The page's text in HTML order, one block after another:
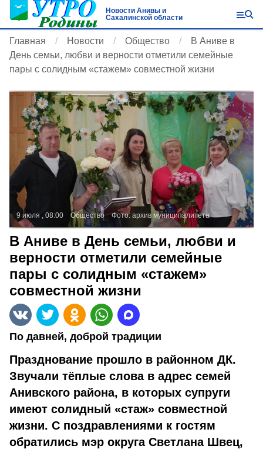
Новости Анивы и
Сахалинской области
Главная Новости Общество
В Аниве в
День семьи, любви и верности отметили семейные
пары с солидным «стажем» совместной жизни
9 июля , 08:00 Общество Фото: архив муниципалитета
В Аниве в День семьи, любви и
верности отметили семейные
пары с солидным «стажем»
совместной жизни
По давней, доброй традиции
Празднование прошло в районном ДК.
Звучали тёплые слова в адрес семей
Анивского района, в которых супруги
имеют солидный «стаж» совместной
жизни. С поздравлениями к гостям
обратились мэр округа Светлана Швец,